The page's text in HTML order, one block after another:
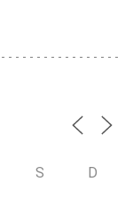
S D